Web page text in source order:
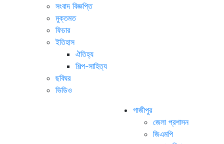
সংবাদ বিজ্ঞপ্তি
মুক্তমত
ফিচার
ইতিহাস
ঐতিহ্য
শিল্প-সাহিত্য
ছবিঘর
ভিডিও
গাজীপুর
জেলা প্রশাসন
জিএমপি